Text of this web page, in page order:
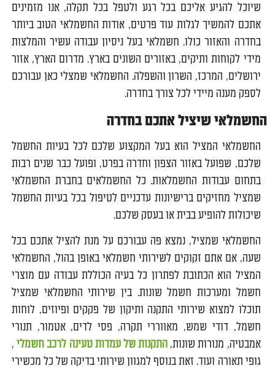
שיוכל להגיע אליכם בכל רגע ולטפל בכל תקלה, אנו מזמינים
אתכם להמשיך לגלות עוד פרטים, אודות החשמלאי הטוב ביותר
בחדרה והאזור כולו. חשמלאי בעל ניסיון עבודה עשיר והמלצות
מידי לקוחות ותיקים, באזורים השונים בארץ. מדרום הארץ, אזור
ירושלים, המרכז, השרון והשפלה. החשמלאי שמצלי כאן עבורכם
לספק מענה מיידי לכל צורך בחדרה.
החשמלאי שיציל אתכם בחדרה
החשמלאי המציל הוא בעל המקצוע שלכם לכל בעיות החשמל
שלכם, שפועל באזור הצפון וחדרה בפרט, ופועל כבר שנים רבות
בתחום עבודות החשמלאות. כל החשמלאים בחברת החשמלאי
שמציל מחזיקים ברישיונות עדכניים לטיפול בכל בעיות החשמל
שיכולות להופיע בבית או בעסק שלכם.
החשמלאי שמציל, נמצא פה עבורכם על מנת להציל אתכם בכל
שעה, אם אתם זקוקים לשירותי חשמלאי באופן בהול, החשמלאי
המציל הוא הכתובת לפתרון כל בעיה הכוללת עבודה עם מוצרי
חשמל ומערכות חשמל שונות. בין שירותי החשמלאי שמציל
תוכלו למצוא שירותי התקנה ותיקון של פקקים ופיוזים, לוחות
חשמל, דודי שמש, מאווררי תקרה, פסי לדים, אטמור, תנורי
אמבטיה, מנורות שונות, התקנות של עמדות טעינה לרכב חשמלי,
גופי תאורה ועוד. זאת בנוסף למגוון שירותי בדיקה של כל מכשירי